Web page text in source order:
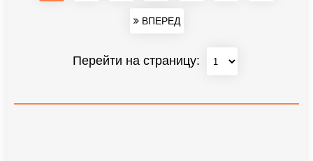
ВПЕРЕД
Перейти на страницу: